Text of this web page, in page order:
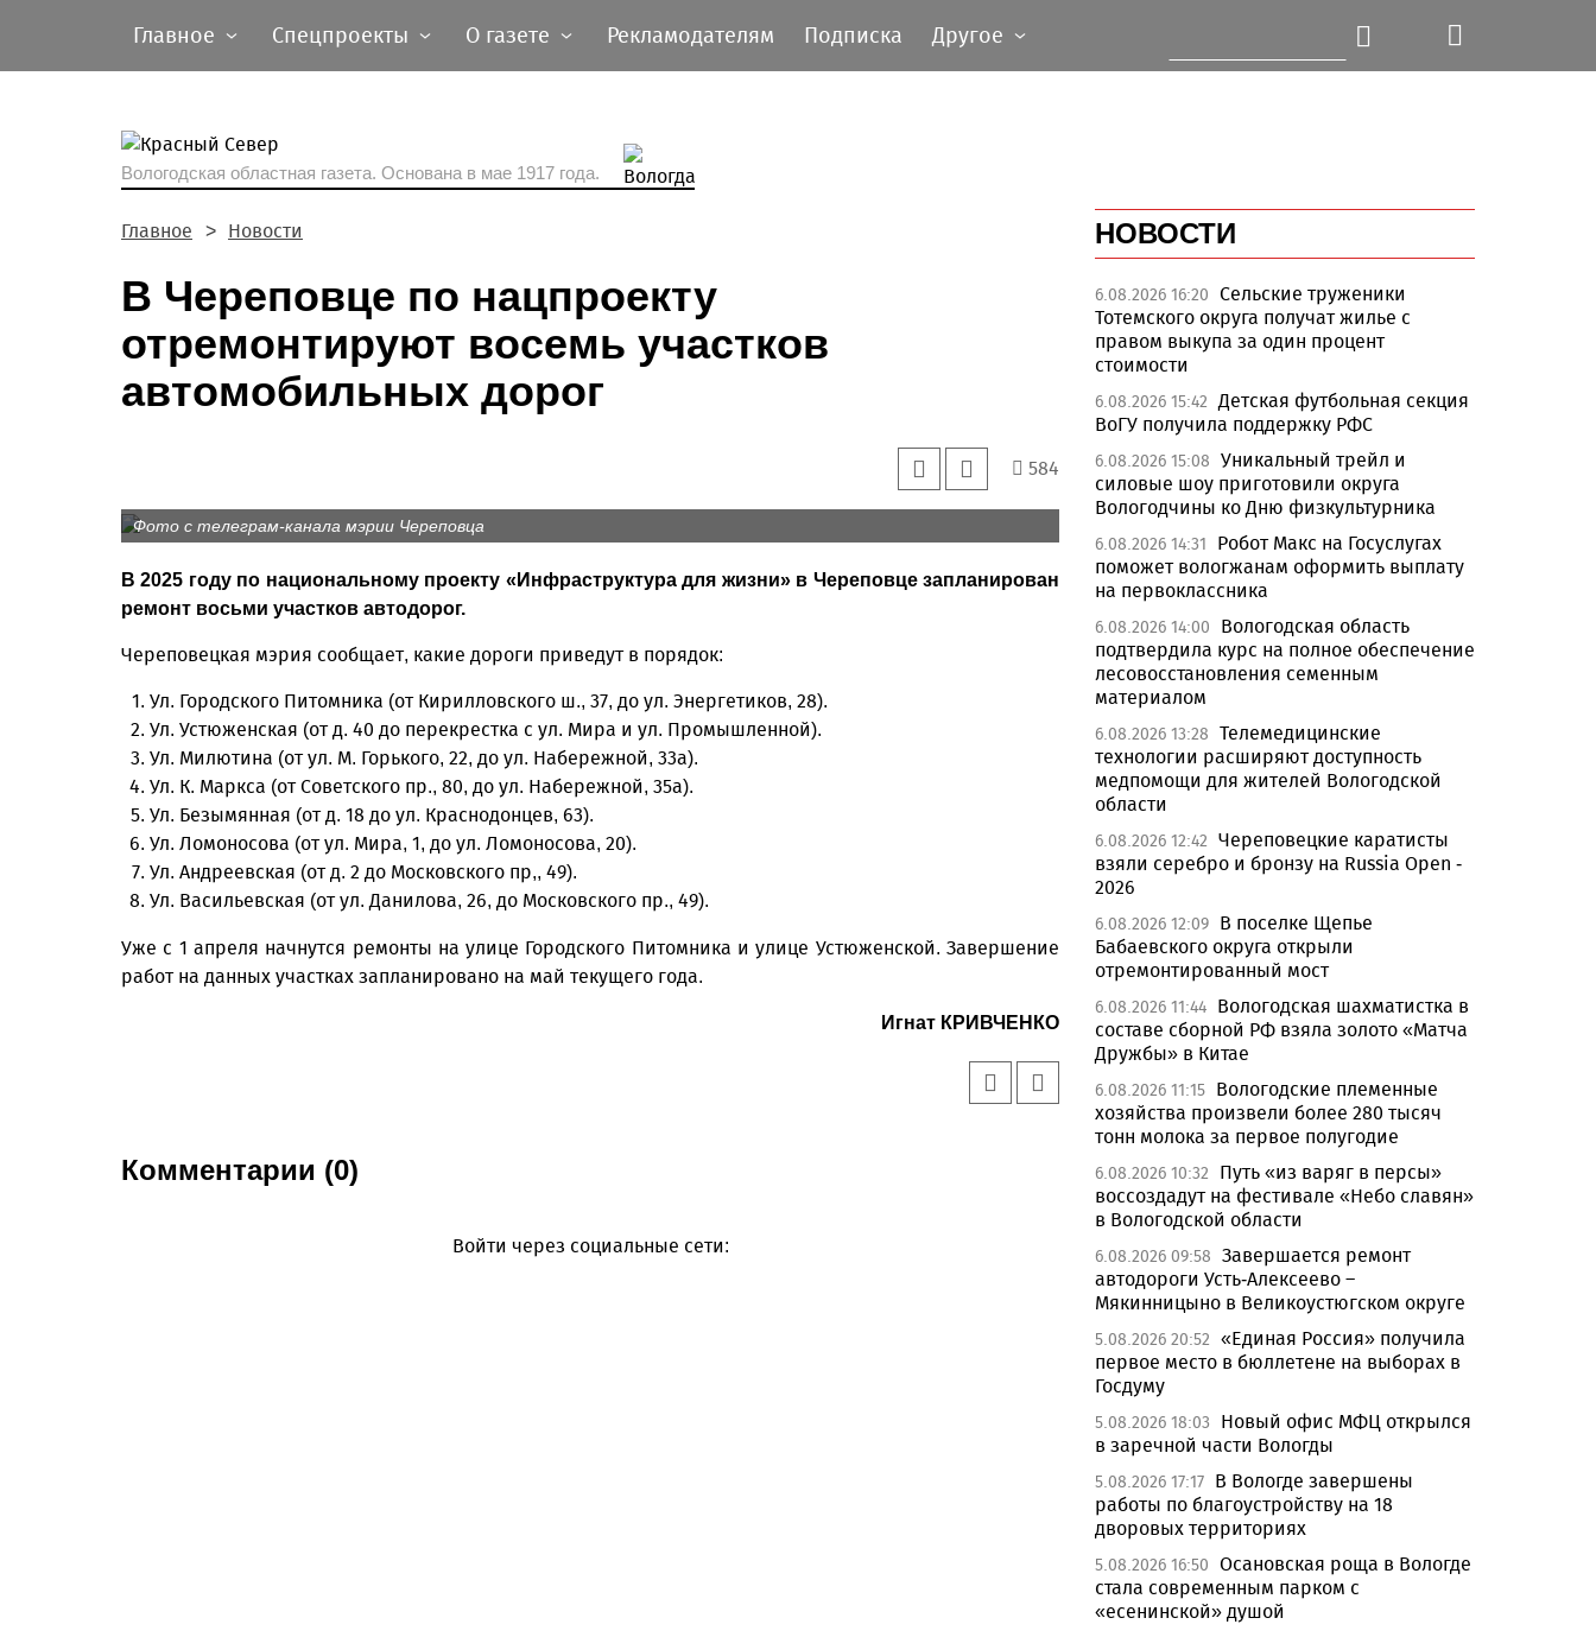
Главное Спецпроекты О газете Рекламодателям Подписка Другое
Вологодская областная газета. Основана в мае 1917 года.
Главное Новости
В Череповце по нацпроекту
отремонтируют восемь участков
автомобильных дорог
584
Фото с телеграм-канала мэрии Череповца
В 2025 году по национальному проекту «Инфраструктура для жизни» в Череповце запланирован
ремонт восьми участков автодорог.
Череповецкая мэрия сообщает, какие дороги приведут в порядок:
Ул. Городского Питомника (от Кирилловского ш., 37, до ул. Энергетиков, 28).
Ул. Устюженская (от д. 40 до перекрестка с ул. Мира и ул. Промышленной).
Ул. Милютина (от ул. М. Горького, 22, до ул. Набережной, 33а).
Ул. К. Маркса (от Советского пр., 80, до ул. Набережной, 35а).
Ул. Безымянная (от д. 18 до ул. Краснодонцев, 63).
Ул. Ломоносова (от ул. Мира, 1, до ул. Ломоносова, 20).
Ул. Андреевская (от д. 2 до Московского пр,, 49).
Ул. Васильевская (от ул. Данилова, 26, до Московского пр., 49).
Уже с 1 апреля начнутся ремонты на улице Городского Питомника и улице Устюженской. Завершение
работ на данных участках запланировано на май текущего года.
Игнат КРИВЧЕНКО
Комментарии (0)
Войти через социальные сети:
НОВОСТИ
6.08.2026 16:20 Сельские труженики
Тотемского округа получат жилье с
правом выкупа за один процент
стоимости
6.08.2026 15:42 Детская футбольная секция
ВоГУ получила поддержку РФС
6.08.2026 15:08 Уникальный трейл и
силовые шоу приготовили округа
Вологодчины ко Дню физкультурника
6.08.2026 14:31
Робот Макс на Госуслугах
поможет вологжанам оформить выплату
на первоклассника
6.08.2026 14:00
Вологодская область
подтвердила курс на полное обеспечение
лесовосстановления семенным
материалом
6.08.2026 13:28 Телемедицинские
технологии расширяют доступность
медпомощи для жителей Вологодской
области
6.08.2026 12:42 Череповецкие каратисты
взяли серебро и бронзу на Russia Open -
2026
6.08.2026 12:09 В поселке Щепье
Бабаевского округа открыли
отремонтированный мост
6.08.2026 11:44 Вологодская шахматистка в
составе сборной РФ взяла золото «Матча
Дружбы» в Китае
6.08.2026 11:15 Вологодские племенные
хозяйства произвели более 280 тысяч
тонн молока за первое полугодие
6.08.2026 10:32
Путь «из варяг в персы»
воссоздадут на фестивале «Небо славян»
в Вологодской области
6.08.2026 09:58 Завершается ремонт
автодороги Усть-Алексеево –
Мякинницыно в Великоустюгском округе
5.08.2026 20:52 «Единая Россия» получила
первое место в бюллетене на выборах в
Госдуму
5.08.2026 18:03
Новый офис МФЦ открылся
в заречной части Вологды
5.08.2026 17:17 В Вологде завершены
работы по благоустройству на 18
дворовых территориях
5.08.2026 16:50 Осановская роща в Вологде
стала современным парком с
«есенинской» душой